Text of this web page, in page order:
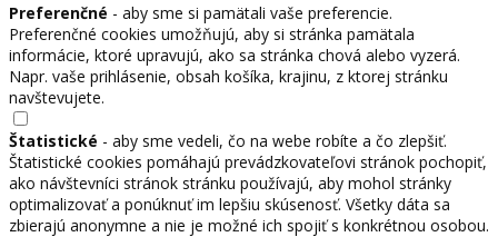
Preferenčné - aby sme si pamätali vaše preferencie.
Preferenčné cookies umožňujú, aby si stránka pamätala
informácie, ktoré upravujú, ako sa stránka chová alebo vyzerá.
Napr. vaše prihlásenie, obsah košíka, krajinu, z ktorej stránku
navštevujete.
Štatistické - aby sme vedeli, čo na webe robíte a čo zlepšiť.
Štatistické cookies pomáhajú prevádzkovateľovi stránok pochopiť,
ako návštevníci stránok stránku používajú, aby mohol stránky
optimalizovať a ponúknuť im lepšiu skúsenosť. Všetky dáta sa
zbierajú anonymne a nie je možné ich spojiť s konkrétnou osobou.